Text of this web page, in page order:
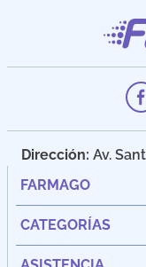
Dirección: Av.
FARMAGO
CATEGORÍAS